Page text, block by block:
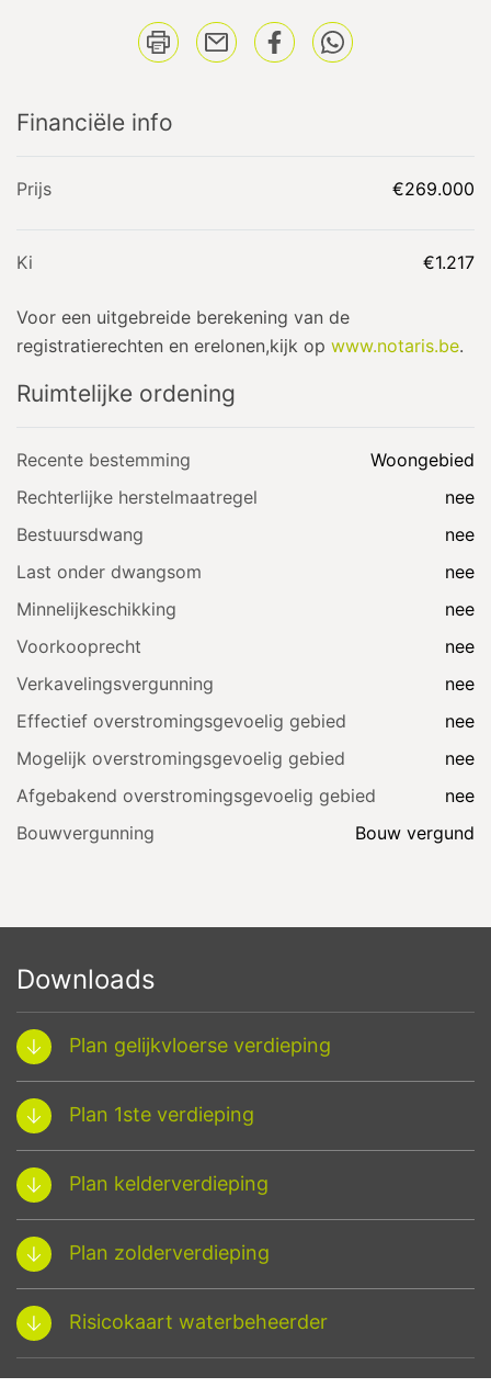
Financiële info
Prijs €269.000
Ki €1.217
Voor een uitgebreide berekening van de
registratierechten en erelonen,kijk op www.notaris.be.
Ruimtelijke ordening
Recente bestemming
Woongebied
Rechterlijke herstelmaatregel
nee
Bestuursdwang
nee
Last onder dwangsom
nee
Minnelijkeschikking
nee
Voorkooprecht
nee
Verkavelingsvergunning
nee
Effectief overstromingsgevoelig gebied
nee
Mogelijk overstromingsgevoelig gebied
nee
Afgebakend overstromingsgevoelig gebied
nee
Bouwvergunning
Bouw vergund
Downloads
Plan gelijkvloerse verdieping
Plan 1ste verdieping
Plan kelderverdieping
Plan zolderverdieping
Risicokaart waterbeheerder